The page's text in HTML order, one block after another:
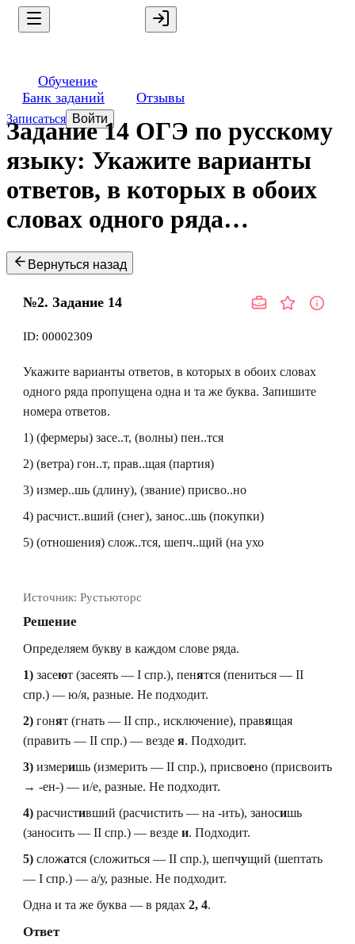
Обучение
Банк заданий
Отзывы
Записаться Войти
Задание 14 ОГЭ по русскому
языку: Укажите варианты
ответов, в которых в обоих
словах одного ряда…
Вернуться назад
№2. Задание 14
ID: 00002309
Укажите варианты ответов, в которых в обоих словах
одного ряда пропущена одна и та же буква. Запишите
номера ответов.
1) (фермеры) засе..т, (волны) пен..тся
2) (ветра) гон..т, прав..щая (партия)
3) измер..шь (длину), (звание) присво..но
4) расчист..вший (снег), занос..шь (покупки)
5) (отношения) слож..тся, шепч..щий (на ухо
Источник: Рустьюторс
Решение
Определяем букву в каждом слове ряда.
1) засеют (засеять — I спр.), пенятся (пениться — II
спр.) — ю/я, разные. Не подходит.
2) гонят (гнать — II спр., исключение), правящая
(править — II спр.) — везде я. Подходит.
3) измеришь (измерить — II спр.), присвоено (присвоить
→ -ен-) — и/е, разные. Не подходит.
4) расчистивший (расчистить — на -ить), заносишь
(заносить — II спр.) — везде и. Подходит.
5) сложатся (сложиться — II спр.), шепчущий (шептать
— I спр.) — а/у, разные. Не подходит.
Одна и та же буква — в рядах 2, 4.
Ответ